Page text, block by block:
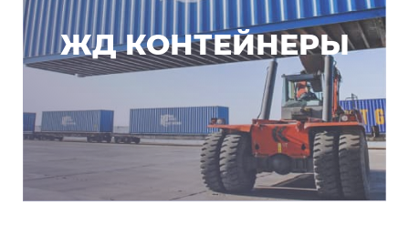
ЖД КОНТЕЙНЕРЫ